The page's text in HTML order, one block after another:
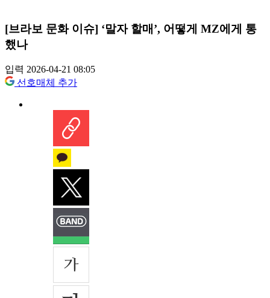
[브라보 문화 이슈] ‘말자 할매’, 어떻게 MZ에게 통
했나
입력 2026-04-21 08:05
선호매체 추가